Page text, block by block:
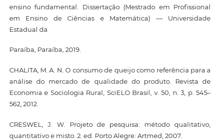
ensino fundamental. Dissertação (Mestrado em Profissional
em Ensino de Ciências e Matemática) — Universidade
Estadual da
Paraíba, Paraíba, 2019.
CHALITA, M. A. N. O consumo de queijo como referência para a
análise do mercado de qualidade do produto. Revista de
Economia e Sociologia Rural, SciELO Brasil, v. 50, n. 3, p. 545–
562, 2012.
CRESWEL, J. W. Projeto de pesquisa: método qualitativo,
quantitativo e misto. 2. ed. Porto Alegre: Artmed, 2007.